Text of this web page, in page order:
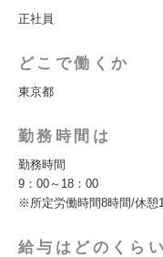
正社員
どこで働くか
東京都
勤務時間は
勤務時間
9：00～18：00
※所定労働時間8時間/休憩
給与はどのくら